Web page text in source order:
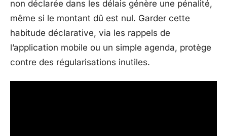
non déclarée dans les délais génère une pénalité,
même si le montant dû est nul. Garder cette
habitude déclarative, via les rappels de
l’application mobile ou un simple agenda, protège
contre des régularisations inutiles.